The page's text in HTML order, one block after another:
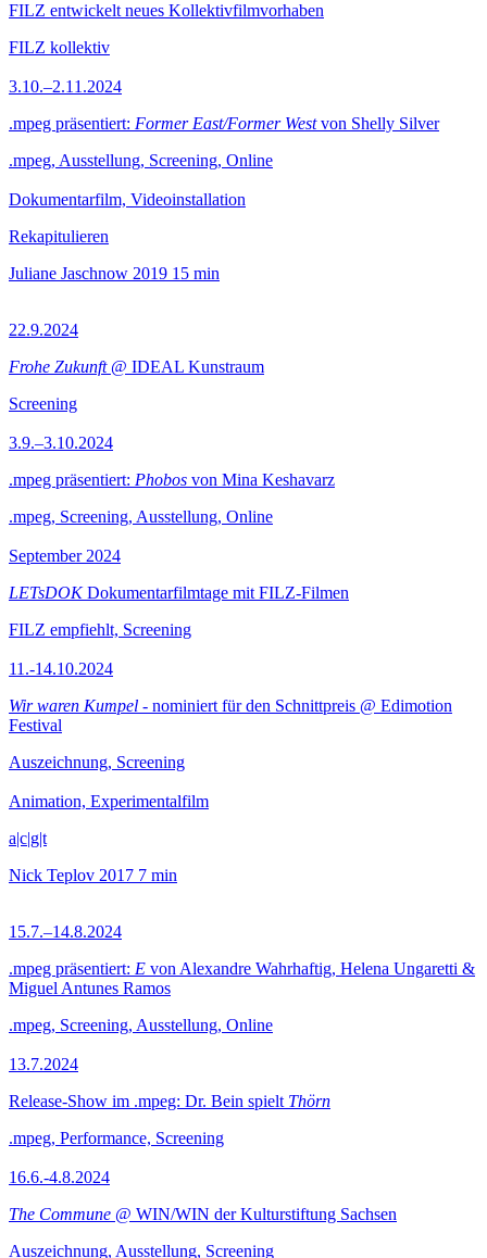
FILZ entwickelt neues Kollektivfilmvorhaben
FILZ kollektiv
3.10.–2.11.2024
.mpeg präsentiert: Former East/Former Westvon Shelly Silver
.mpeg, Ausstellung, Screening, Online
Dokumentarfilm, Videoinstallation
Rekapitulieren
Juliane Jaschnow 2019 15 min
22.9.2024
Frohe Zukunft@ IDEAL Kunstraum
Screening
3.9.–3.10.2024
.mpeg präsentiert: Phobos von Mina Keshavarz
.mpeg, Screening, Ausstellung, Online
September 2024
LETsDOKDokumentarfilmtage mit FILZ-Filmen
FILZ empfiehlt, Screening
11.-14.10.2024
Wir waren Kumpel - nominiert für den Schnittpreis @ Edimotion
Festival
Auszeichnung, Screening
Animation, Experimentalfilm
a|c|g|t
Nick Teplov 2017 7 min
15.7.–14.8.2024
.mpeg präsentiert: E von Alexandre Wahrhaftig, Helena Ungaretti &
Miguel Antunes Ramos
.mpeg, Screening, Ausstellung, Online
13.7.2024
Release-Show im .mpeg: Dr. Bein spielt Thörn
.mpeg, Performance, Screening
16.6.-4.8.2024
The Commune @ WIN/WIN der Kulturstiftung Sachsen
Auszeichnung, Ausstellung, Screening